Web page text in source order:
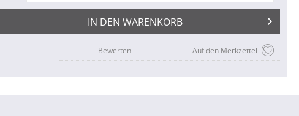
IN DEN WARENKORB
Auf den Merkzettel
Bewerten